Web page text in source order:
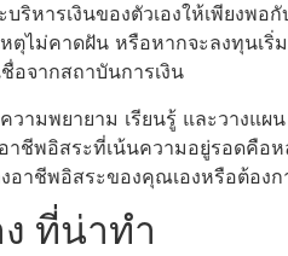
หารเงินของตัวเองให้เพียงพอ
ตุไม่คาดฝัน หรือหากจะลงทุนเ
อจากสถาบันการเงิน
มพยายาม เรียนรู้ และวางแผ
ชีพอิสระที่เน้นความอยู่รอดคือ
าชีพอิสระของคุณเองหรือต้องก
ที่น่าทำ